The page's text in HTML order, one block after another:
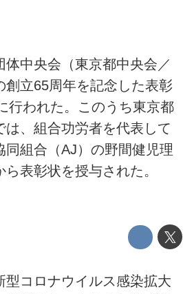
体中央会（東京都中央会／
創立65周年を記念した表彰
行われた。このうち東京都
は、組合功労者を代表して
同組合（AJ）の野間健児理
表彰状を授与された。
型コロナウイルス感染拡大